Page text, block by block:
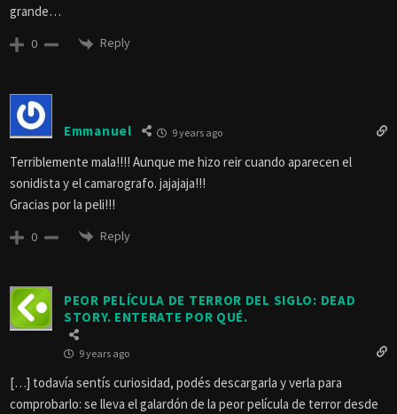
grande…
0 Reply
Emmanuel 9 years ago
Terriblemente mala!!!! Aunque me hizo reir cuando aparecen el
sonidista y el camarografo. jajajaja!!!
Gracias por la peli!!!
0 Reply
PEOR PELÍCULA DE TERROR DEL SIGLO: DEAD
STORY. ENTERATE POR QUÉ.
9 years ago
[…] todavía sentís curiosidad, podés descargarla y verla para
comprobarlo: se lleva el galardón de la peor película de terror desde